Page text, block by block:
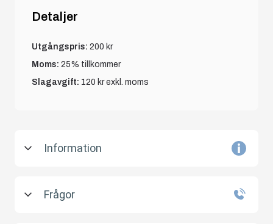
Detaljer
Utgångspris: 200 kr
Moms: 25% tillkommer
Slagavgift: 120 krexkl. moms
Information
Ericson, Advokatfirman Ertsborn i
Frågor